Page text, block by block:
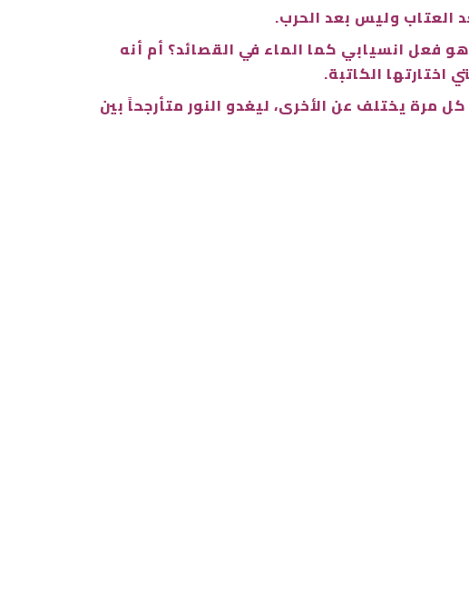
العتاب وليس بعد الحرب.
فعل انسيابي كما الماء في القصائد؟ أم أنه
الكاتبة.
يختلف عن الأخرى، ليغدو النور متأرجحاً بين